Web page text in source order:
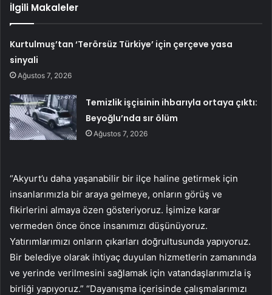
İlgili Makaleler
Kurtulmuş’tan ‘Terörsüz Türkiye’ için çerçeve yasa
sinyali
Ağustos 7, 2026
Temizlik işçisinin ihbarıyla ortaya çıktı:
Beyoğlu’nda sır ölüm
Ağustos 7, 2026
“Akyurt’u daha yaşanabilir bir ilçe haline getirmek için
insanlarımızla bir araya gelmeye, onların görüş ve
fikirlerini almaya özen gösteriyoruz. İşimize karar
vermeden önce önce insanımızı düşünüyoruz.
Yatırımlarımızı onların çıkarları doğrultusunda yapıyoruz.
Bir belediye olarak ihtiyaç duyulan hizmetlerin zamanında
ve yerinde verilmesini sağlamak için vatandaşlarımızla iş
birliği yapıyoruz.” “Dayanışma içerisinde çalışmalarımızı